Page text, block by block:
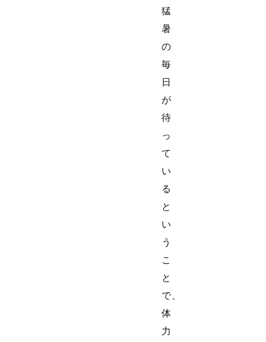
猛
暑
の
毎
日
が
待
っ
て
い
る
と
い
う
こ
と
で、
体
力